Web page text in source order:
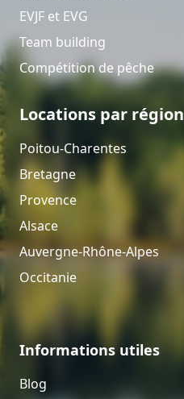
EVJF et EVG
Team building
Compétition de pêche
Locations par région
Poitou-Charentes
Bretagne
Provence
Alsace
Auvergne-Rhône-Alpes
Occitanie
Informations utiles
Blog